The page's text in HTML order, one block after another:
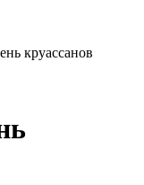
круассанов